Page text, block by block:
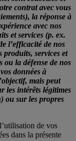
contrat avec vous
la réponse à
avec nos
et services (p. ex.
l’efficacité de nos
produits, services et
ou la défense de nos
données à
mais peut
les intérêts légitimes
ou sur les propres
de vos
dans la présente